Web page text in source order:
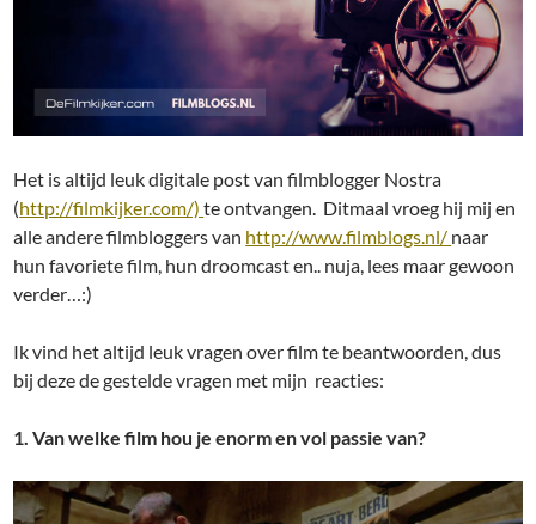
Het is altijd leuk digitale post van filmblogger Nostra
(http://filmkijker.com/)te ontvangen. Ditmaal vroeg hij mij en
alle andere filmbloggers van http://www.filmblogs.nl/ naar
hun favoriete film, hun droomcast en.. nuja, lees maar gewoon
verder…:)
Ik vind het altijd leuk vragen over film te beantwoorden, dus
bij deze de gestelde vragen met mijn reacties:
1. Van welke film hou je enorm en vol passie van?